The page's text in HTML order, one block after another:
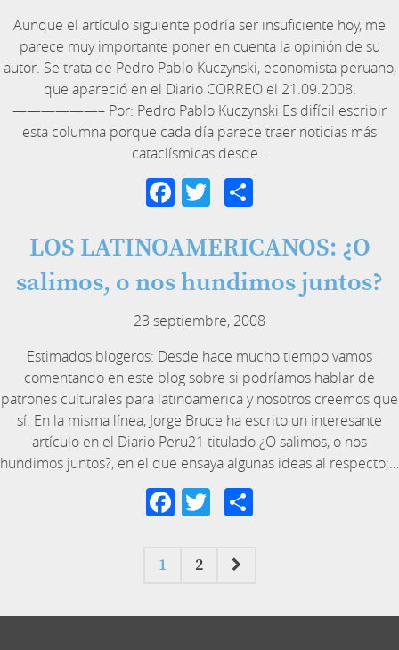
Aunque el artículo siguiente podría ser insuficiente hoy, me
parece muy importante poner en cuenta la opinión de su
autor. Se trata de Pedro Pablo Kuczynski, economista peruano,
que apareció en el Diario CORREO el 21.09.2008.
——————– Por: Pedro Pablo Kuczynski Es difícil escribir
esta columna porque cada día parece traer noticias más
cataclísmicas desde…
Facebook
Twitter
LOS LATINOAMERICANOS: ¿O
salimos, o nos hundimos juntos?
23 septiembre, 2008
Estimados blogeros: Desde hace mucho tiempo vamos
comentando en este blog sobre si podríamos hablar de
patrones culturales para latinoamerica y nosotros creemos que
sí. En la misma línea, Jorge Bruce ha escrito un interesante
artículo en el Diario Peru21 titulado ¿O salimos, o nos
hundimos juntos?, en el que ensaya algunas ideas al respecto;…
Facebook
Twitter
1 2